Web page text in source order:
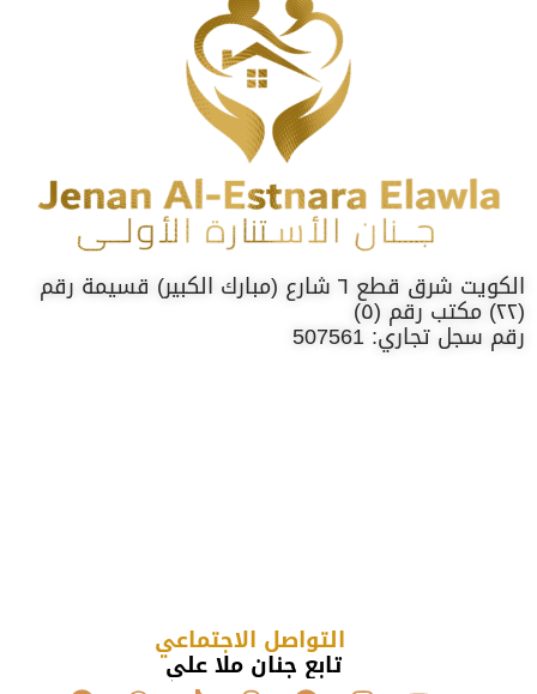
الكويت شرق قطع ٦ شارع (مبارك الكبير) قسيمة رقم
(٢٢) مكتب رقم (٥)
رقم سجل تجاري: 507561
التواصل الاجتماعي
تابع جنان ملا علي